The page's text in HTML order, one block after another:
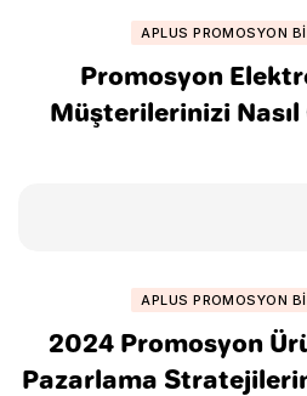
APLUS PROMOSYON
Promosyon
Müşterilerinizi Nasıl
APLUS PROMOSYON
2024 Promosyon
Pazarlama